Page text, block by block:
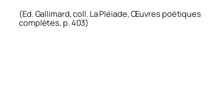
(Ed. Gallimard, coll. La Pléiade, Œuvres poétiques
complètes, p. 403)